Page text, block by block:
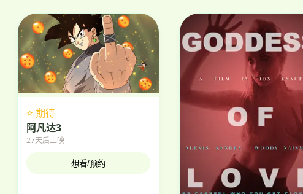
⭐ 期待
阿凡达3
27天后上映
想看/预约